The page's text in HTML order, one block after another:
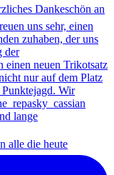
alle die heute